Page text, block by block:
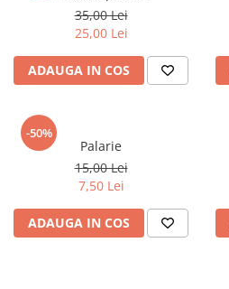
35,00 Lei
25,00 Lei
ADAUGA IN COS
-50%
Palarie
15,00 Lei
7,50 Lei
ADAUGA IN COS